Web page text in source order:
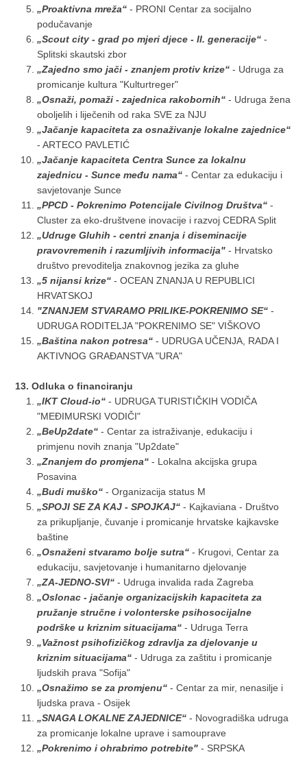
„Proaktivna mreža“- PRONI Centar za socijalno
podučavanje
„Scout city - grad po mjeri djece - II. generacije“ -
Splitski skautski zbor
„Zajedno smo jači - znanjem protiv krize“- Udruga za
promicanje kultura "Kulturtreger"
„Osnaži, pomaži - zajednica rakobornih“- Udruga žena
oboljelih i liječenih od raka SVE za NJU
„Jačanje kapaciteta za osnaživanje lokalne zajednice“
- ARTECO PAVLETIĆ
„Jačanje kapaciteta Centra Sunce za lokalnu
zajednicu - Sunce među nama“- Centar za edukaciju i
savjetovanje Sunce
„PPCD - Pokrenimo Potencijale Civilnog Društva“-
Cluster za eko-društvene inovacije i razvoj CEDRA Split
„Udruge Gluhih - centri znanja i diseminacije
pravovremenih i razumljivih informacija"- Hrvatsko
društvo prevoditelja znakovnog jezika za gluhe
„5 nijansi krize“- OCEAN ZNANJA U REPUBLICI
HRVATSKOJ
"ZNANJEM STVARAMO PRILIKE-POKRENIMO SE“-
UDRUGA RODITELJA "POKRENIMO SE" VIŠKOVO
„Baština nakon potresa“- UDRUGA UČENJA, RADA I
AKTIVNOG GRAĐANSTVA "URA"
13. Odluka o financiranju
„IKT Cloud-io“- UDRUGA TURISTIČKIH VODIČA
"MEĐIMURSKI VODIČI"
„BeUp2date“ - Centar za istraživanje, edukaciju i
primjenu novih znanja "Up2date"
„Znanjem do promjena“ - Lokalna akcijska grupa
Posavina
„Budi muško“ - Organizacija status M
„SPOJI SE ZA KAJ - SPOJKAJ“ - Kajkaviana - Društvo
za prikupljanje, čuvanje i promicanje hrvatske kajkavske
baštine
„Osnaženi stvaramo bolje sutra“- Krugovi, Centar za
edukaciju, savjetovanje i humanitarno djelovanje
„ZA-JEDNO-SVI“- Udruga invalida rada Zagreba
„Oslonac - jačanje organizacijskih kapaciteta za
pružanje stručne i volonterske psihosocijalne
podrške u kriznim situacijama“- Udruga Terra
„Važnost psihofizičkog zdravlja za djelovanje u
kriznim situacijama“- Udruga za zaštitu i promicanje
ljudskih prava "Sofija"
„Osnažimo se za promjenu“ - Centar za mir, nenasilje i
ljudska prava - Osijek
„SNAGA LOKALNE ZAJEDNICE“ - Novogradiška udruga
za promicanje lokalne uprave i samouprave
„Pokrenimo i ohrabrimo potrebite" - SRPSKA